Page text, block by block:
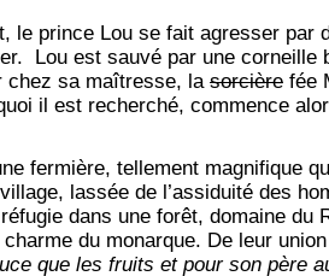
le prince Lou se fait agresser par
Lou est sauvé par une corneille
chez sa maîtresse, la sorcière fée
il est recherché, commence
fermière, tellement magnifique
lassée de l’assiduité des
dans une forêt, domaine du
charme du monarque. De leur
que les fruits et pour son père